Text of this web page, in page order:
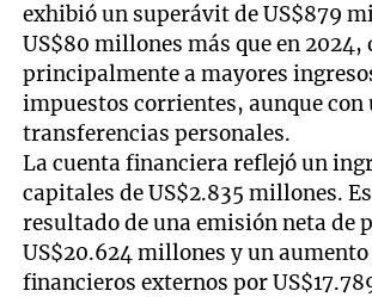
exhibió un superávit de US$879
US$80 millones más que en 2024,
principalmente a mayores
impuestos corrientes, aunque con
transferencias personales.
La cuenta financiera reflejó un
capitales de US$2.835 millones.
resultado de una emisión neta de
US$20.624 millones y un
financieros externos por